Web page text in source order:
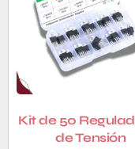
Kit de 50
de Tensión